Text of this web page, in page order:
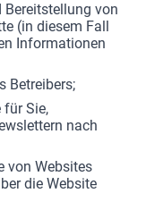
Bereitstellung von
(in diesem Fall
Informationen
Betreibers;
für Sie,
nach
von Websites
die Website